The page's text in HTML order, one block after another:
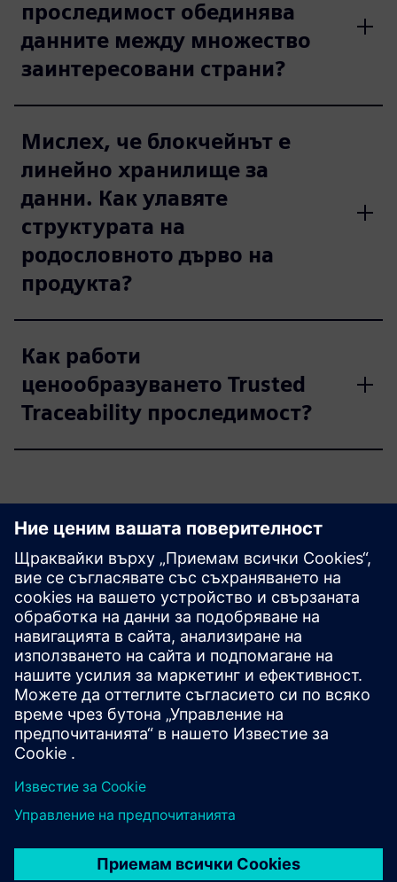
проследимост обединява
данните между множество
заинтересовани страни?
Мислех, че блокчейнът е
линейно хранилище за
данни. Как улавяте
структурата на
родословното дърво на
продукта?
Как работи
ценообразуването Trusted
Traceability проследимост?
Разгледайте ресурси и
свързани продукти
Допълнителна информация и
ресурси
dimax.cloud лицензи Trusted Traceability от Siemens DI CS
Trusted Traceability проследимост